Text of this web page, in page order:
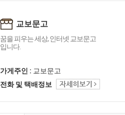
교보문고
꿈을 피우는 세상, 인터넷 교보문고
입니다.
가게주인 : 교보문고
전화 및 택배정보